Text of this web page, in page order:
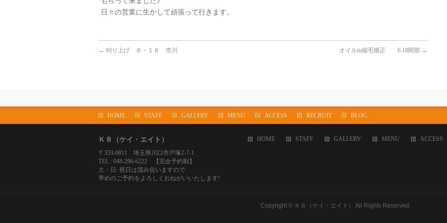
日々の営業に生かして頑張って行きます。
← 刈り上げ ６・１６ 市川 オイルin縮毛矯正 6.18阿部 →
HOME STAFF GALLERY MENU ACCESS RECRUIT BLOG
Ｋ８（ケイ・エイト）
〒333-0811 埼玉県川口市戸塚2-7-1
TEL : 048-296-6222 【完全予約制】
土・日･祝日は混み合いますので
早めのご予約をよろしくおねがいいたします!
HOME STAFF GALLERY MENU ACCESS
Copyright © Ｋ８（ケイ・エイト） All Rights Reserved.